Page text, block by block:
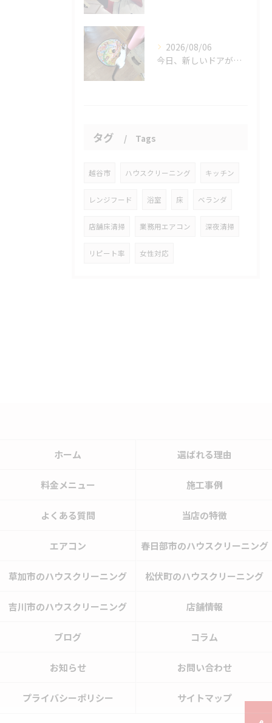
2026/08/06
今日、新しいドアが開かれました。
タグ Tags
越谷市 ハウスクリーニング キッチン
レンジフード 浴室 床 ベランダ
店舗床清掃 業務用エアコン 深夜清掃
リピート率 女性対応
ホーム 選ばれる理由
料金メニュー 施工事例
よくある質問 当店の特徴
エアコン 春日部市のハウスクリーニング
草加市のハウスクリーニング 松伏町のハウスクリーニング
吉川市のハウスクリーニング 店舗情報
ブログ コラム
お知らせ お問い合わせ
プライバシーポリシー サイトマップ